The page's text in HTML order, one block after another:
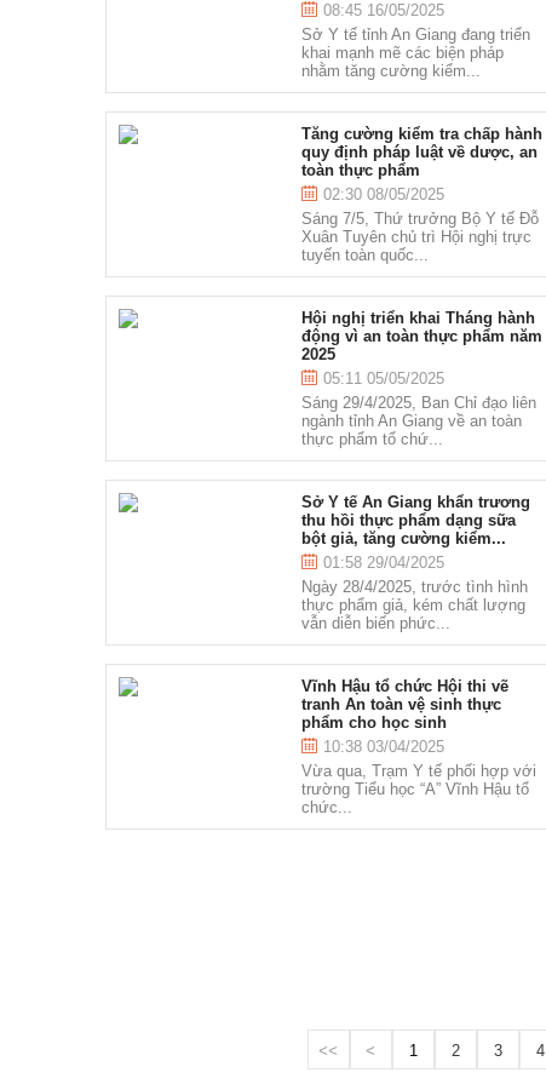
08:45 16/05/2025
Sở Y tế tỉnh An Giang đang triển
khai mạnh mẽ các biện pháp
nhằm tăng cường kiểm...
Tăng cường kiểm tra chấp hành
quy định pháp luật về dược, an
toàn thực phẩm
02:30 08/05/2025
Sáng 7/5, Thứ trưởng Bộ Y tế Đỗ
Xuân Tuyên chủ trì Hội nghị trực
tuyến toàn quốc...
Hội nghị triển khai Tháng hành
động vì an toàn thực phẩm năm
2025
05:11 05/05/2025
Sáng 29/4/2025, Ban Chỉ đạo liên
ngành tỉnh An Giang về an toàn
thực phẩm tổ chứ...
Sở Y tế An Giang khẩn trương
thu hồi thực phẩm dạng sữa
bột giả, tăng cường kiểm...
01:58 29/04/2025
Ngày 28/4/2025, trước tình hình
thực phẩm giả, kém chất lượng
vẫn diễn biến phức...
Vĩnh Hậu tổ chức Hội thi vẽ
tranh An toàn vệ sinh thực
phẩm cho học sinh
10:38 03/04/2025
Vừa qua, Trạm Y tế phối hợp với
trường Tiểu học “A” Vĩnh Hậu tổ
chức...
<< < 1 2 3 4